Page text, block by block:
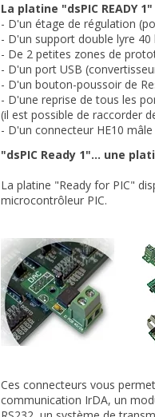
La platine "dsPIC READY
- D'un étage de régulation
- D'un support double lyre 40
- De 2 petites zones de
- D'un port USB
- D'un bouton-poussoir de
- D'une reprise de tous les
(il est possible de raccorder
- D'un connecteur HE10
"dsPIC Ready 1"... une
La platine "Ready for PIC"
microcontrôleur PIC.
Ces connecteurs vous
communication IrDA, un